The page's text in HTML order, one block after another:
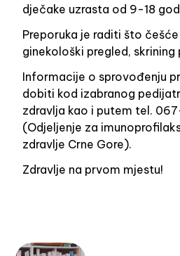
dječake uzrasta od 9-18
Preporuka je raditi što češće
ginekološki pregled, skrining
Informacije o sprovođenju
dobiti kod izabranog
zdravlja kao i putem tel.
(Odjeljenje za
zdravlje Crne Gore).
Zdravlje na prvom mjestu!